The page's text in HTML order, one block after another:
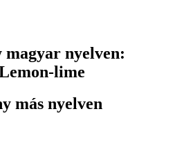
magyar nyelven:
lime
más nyelven